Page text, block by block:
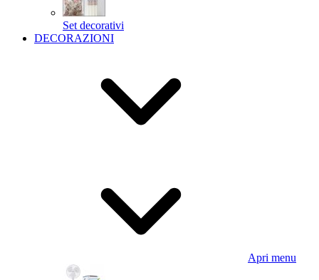
Set decorativi
DECORAZIONI
Apri menu